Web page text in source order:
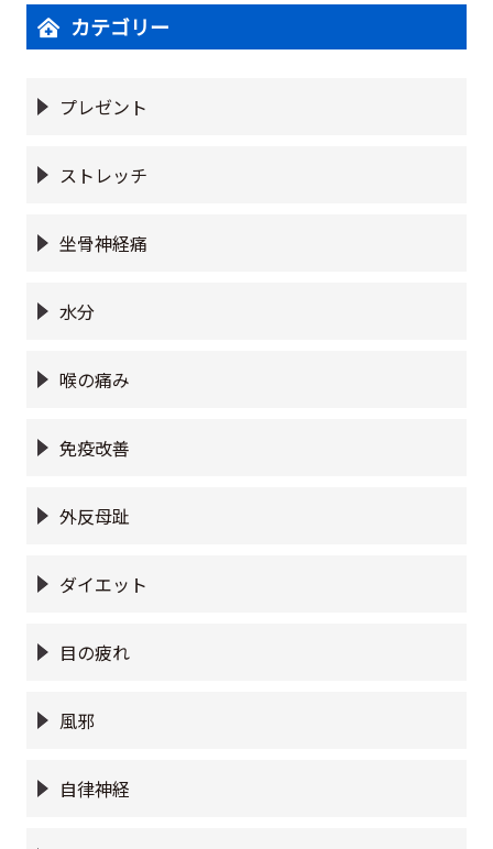
カテゴリー
プレゼント
ストレッチ
坐骨神経痛
水分
喉の痛み
免疫改善
外反母趾
ダイエット
目の疲れ
風邪
自律神経